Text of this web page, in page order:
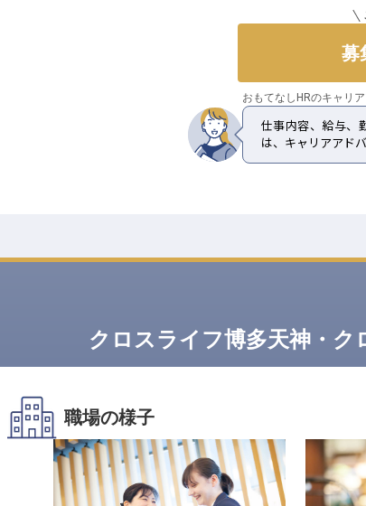
募
おもてなしHRのキャリ
仕事内容、給与、
は、キャリアアド
クロスライフ博多天神・
職場の様子